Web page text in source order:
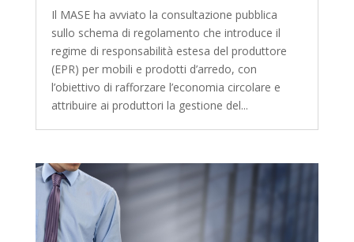
Il MASE ha avviato la consultazione pubblica
sullo schema di regolamento che introduce il
regime di responsabilità estesa del produttore
(EPR) per mobili e prodotti d’arredo, con
l’obiettivo di rafforzare l’economia circolare e
attribuire ai produttori la gestione del...